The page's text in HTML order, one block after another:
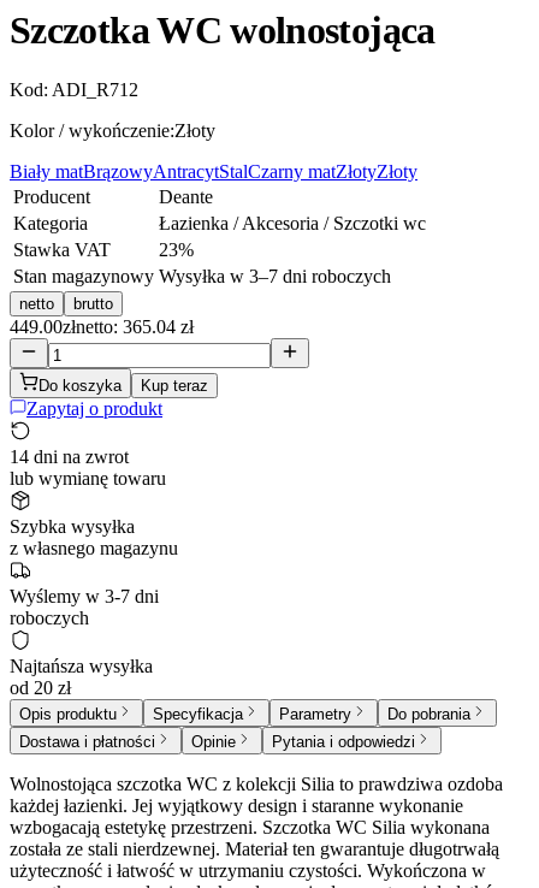
Szczotka WC wolnostojąca
Kod: ADI_R712
Kolor / wykończenie:Złoty
Biały matBrązowyAntracytStalCzarny matZłotyZłoty
Producent
Deante
Kategoria
Łazienka / Akcesoria / Szczotki wc
Stawka VAT
23%
Stan magazynowy Wysyłka w 3–7 dni roboczych
netto brutto
449.00złnetto: 365.04 zł
Do koszyka Kup teraz
Zapytaj o produkt
14 dni na zwrot
lub wymianę towaru
Szybka wysyłka
z własnego magazynu
Wyślemy w 3-7 dni
roboczych
Najtańsza wysyłka
od 20 zł
Opis produktu Specyfikacja Parametry
Do pobrania
Dostawa i płatności
Opinie Pytania i odpowiedzi
Wolnostojąca szczotka WC z kolekcji Silia to prawdziwa ozdoba
każdej łazienki. Jej wyjątkowy design i staranne wykonanie
wzbogacają estetykę przestrzeni. Szczotka WC Silia wykonana
została ze stali nierdzewnej. Materiał ten gwarantuje długotrwałą
użyteczność i łatwość w utrzymaniu czystości. Wykończona w